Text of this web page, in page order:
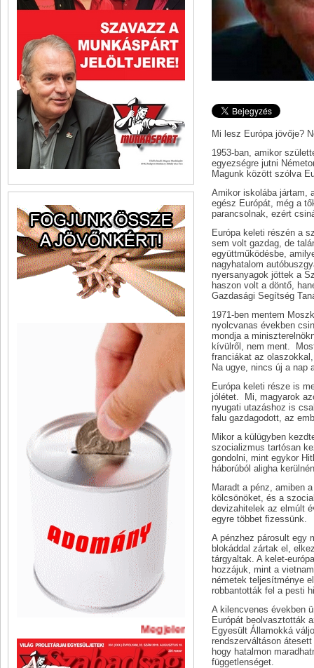
Megjelent A Szabadság legújabb
Mi lesz Európa jövője?
1953-ban, amikor
egyezségre jutni
Magunk között szólva
Amikor iskolába jártam,
egész Európát, még a
parancsolnak, ezért
Európa keleti részén a
sem volt gazdag, de
együttműködésbe,
nagyhatalom
nyersanyagok jöttek a
haszon volt a döntő,
Gazdasági Segítség
1971-ben mentem
nyolcvanas években
mondja a
kívülről, nem ment.
franciákat az
Na ugye, nincs új a nap
Európa keleti része is
jólétet. Mi, magyarok
nyugati utazáshoz is
falu gazdagodott, az
Mikor a külügyben
szocializmus tartósan
gondolni, mint egykor
háborúból aligha
Maradt a pénz, amiben
kölcsönöket, és a
devizahitelek az elmúlt
egyre többet fizessünk.
A pénzhez párosult egy
blokáddal zártak el,
tárgyaltak. A kelet-
hozzájuk, mint a
németek teljesítménye
robbantották fel a pesti
A kilencvenes években
Európát beolvasztották
Egyesült Államokká
rendszerváltáson
hogy hatalmon
függetlenséget.